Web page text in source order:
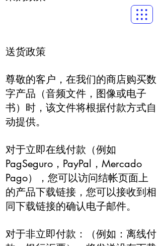
送货政策
尊敬的客户，在我们的商店购买数
字产品（音频文件，图像或电子
书）时，该文件将根据付款方式自
动提供。
对于立即在线付款（例如
PagSeguro，PayPal，Mercado
Pago），您可以访问结帐页面上
的产品下载链接，您可以接收到相
同下载链接的确认电子邮件。
对于非立即付款：（例如：离线付